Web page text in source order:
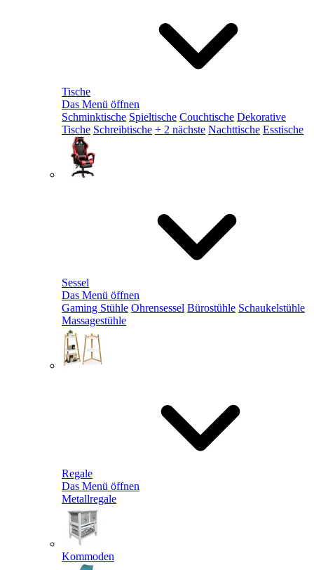
Tische
Das Menü öffnen
Schminktische Spieltische Couchtische Dekorative
Tische Schreibtische + 2 nächste Nachttische Esstische
Sessel
Das Menü öffnen
Gaming Stühle Ohrensessel Bürostühle Schaukelstühle
Massagestühle
Regale
Das Menü öffnen
Metallregale
Kommoden